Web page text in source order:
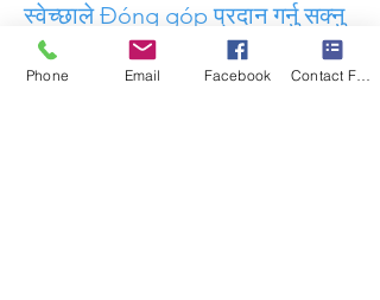
स्वेच्छाले Đóng góp प्रदान गर्नु सक्नु
हुनेछ।
Phone Email Facebook Contact Form